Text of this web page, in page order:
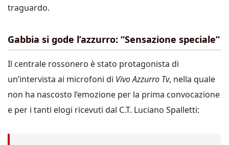
traguardo.
Gabbia si gode l’azzurro: “Sensazione speciale”
Il centrale rossonero è stato protagonista di
un’intervista ai microfoni di Vivo Azzurro Tv, nella quale
non ha nascosto l’emozione per la prima convocazione
e per i tanti elogi ricevuti dal C.T. Luciano Spalletti: